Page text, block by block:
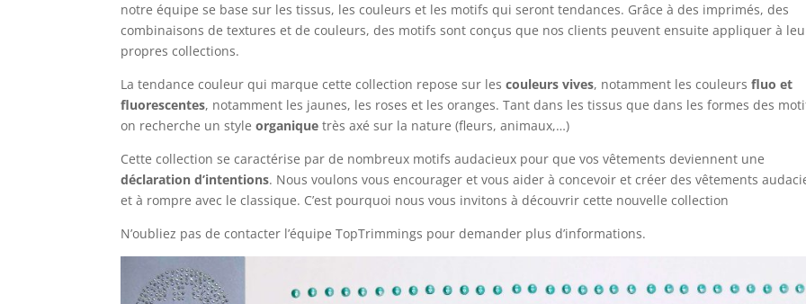
notre équipe se base sur les tissus, les couleurs et les motifs qui seront tendances. Grâce à des imprimés, des
combinaisons de textures et de couleurs, des motifs sont conçus que nos clients peuvent ensuite appliquer à
propres collections.
La tendance couleur qui marque cette collection repose sur lescouleurs vives, notamment les couleursfluo et
fluorescentes, notamment les jaunes, les roses et les oranges. Tant dans les tissus que dans les formes des
on recherche un styleorganique très axé sur la nature (fleurs, animaux,…)
Cette collection se caractérise par de nombreux motifs audacieux pour que vos vêtements deviennent une
déclaration d’intentions. Nous voulons vous encourager et vous aider à concevoir et créer des vêtements
et à rompre avec le classique. C’est pourquoi nous vous invitons à découvrir cette nouvelle collection
N’oubliez pas de contacter l’équipe TopTrimmings pour demander plus d’informations.